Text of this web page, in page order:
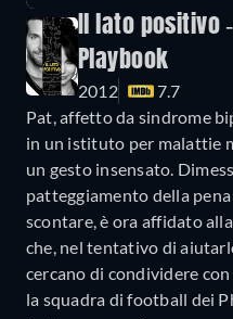
Il lato positivo
Playbook
2012
7.7
Pat, affetto da sindrome
in un istituto per malattie
un gesto insensato.
patteggiamento della
scontare, è ora affidato
che, nel tentativo di
cercano di condividere
la squadra di football dei